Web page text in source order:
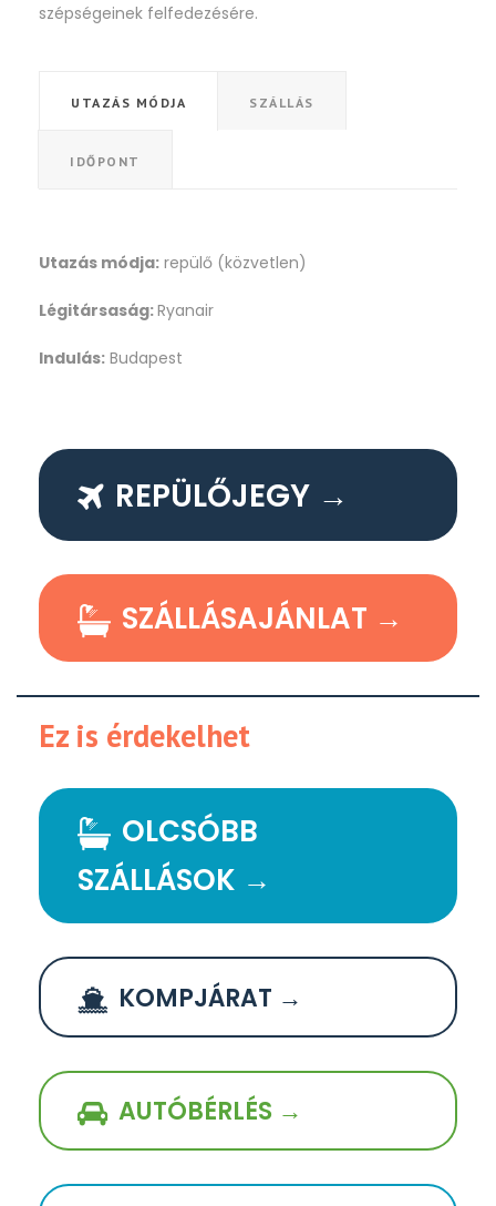
szépségeinek felfedezésére.
UTAZÁS MÓDJA SZÁLLÁS
IDŐPONT
Utazás módja: repülő (közvetlen)
Légitársaság:Ryanair
Indulás: Budapest
REPÜLŐJEGY →
SZÁLLÁSAJÁNLAT →
Ez is érdekelhet
OLCSÓBB
SZÁLLÁSOK →
KOMPJÁRAT →
AUTÓBÉRLÉS →